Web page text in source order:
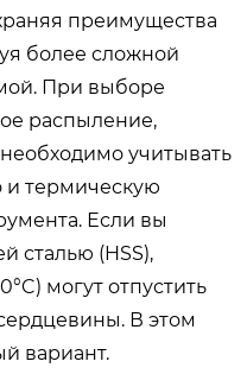
преимущества
более сложной
При выборе
распыление,
учитывать
и термическую
Если вы
сталью (HSS),
могут отпустить
В этом
вариант.